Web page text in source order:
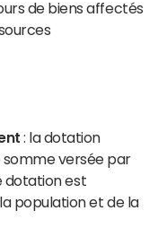
de biens affectés
: la dotation
versée par
dotation est
population et de la